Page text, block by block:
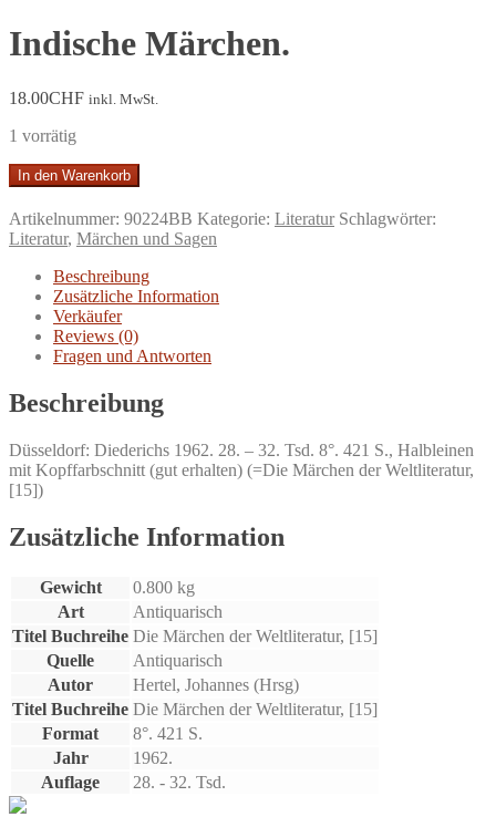
Indische Märchen.
18.00CHF inkl. MwSt.
1 vorrätig
Indische
Märchen.
Menge
In den Warenkorb
Artikelnummer: 90224BB Kategorie: Literatur Schlagwörter:
Literatur, Märchen und Sagen
Beschreibung
Zusätzliche Information
Verkäufer
Reviews (0)
Fragen und Antworten
Beschreibung
Düsseldorf: Diederichs 1962. 28. – 32. Tsd. 8°. 421 S., Halbleinen
mit Kopffarbschnitt (gut erhalten) (=Die Märchen der Weltliteratur,
[15])
Zusätzliche Information
Gewicht
0.800 kg
Art
Antiquarisch
Titel Buchreihe Die Märchen der Weltliteratur, [15]
Quelle
Antiquarisch
Autor
Hertel, Johannes (Hrsg)
Titel Buchreihe Die Märchen der Weltliteratur, [15]
Format
8°. 421 S.
Jahr
1962.
Auflage
28. - 32. Tsd.